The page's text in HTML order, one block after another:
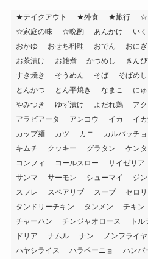
★テイクアウト ★外食 ★旅行
☆家庭の味
☆晩酌 あんかけ い
おかゆ
おせち料理 おでん おにぎ
お茶漬け
お雑煮 かつめし きん
すき焼き
そうめん そば そばめし
とんかつ
とん平焼き なまこ に
やみつき
ゆず漬け よだれ鶏 ア
アラビアータ
アンコウ イカ イ
カップ麺
カツ カニ カルパッチョ
キムチ
クッキー グラタン ケン
コンフィ
コールスロー サイゼリア
サンマ
サーモン シューマイ ジ
スフレ
スペアリブ スープ セロリ
タンドリーチキン
タンメン チキン
チャーハン
チンジャオロース トル
ドリア
ナムル ナン ノンフライ
ハヤシライス
ハラペーニョ ハンバ